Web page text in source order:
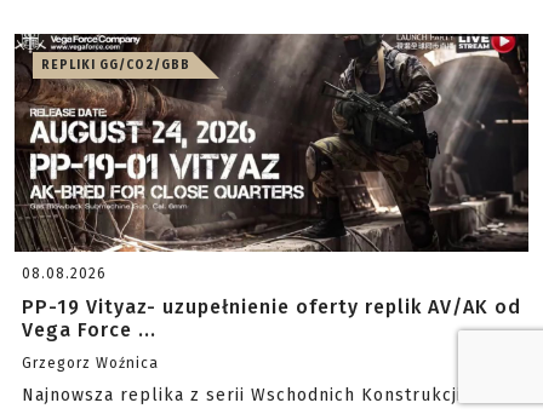
REPLIKI GG/CO2/GBB
08.08.2026
PP-19 Vityaz- uzupełnienie oferty replik AV/AK od
Vega Force ...
Grzegorz Woźnica
Najnowsza replika z serii Wschodnich Konstrukcji.